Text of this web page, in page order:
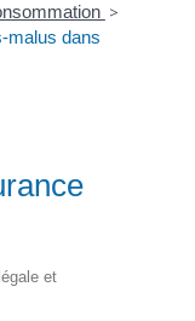
>
malus dans
et